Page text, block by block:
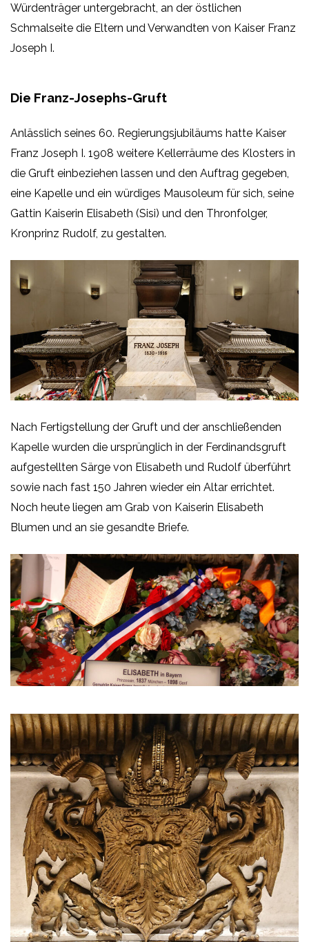
Würdenträger untergebracht, an der östlichen
Schmalseite die Eltern und Verwandten von Kaiser Franz
Joseph I.
Die Franz-Josephs-Gruft
Anlässlich seines 60. Regierungsjubiläums hatte Kaiser
Franz Joseph I. 1908 weitere Kellerräume des Klosters in
die Gruft einbeziehen lassen und den Auftrag gegeben,
eine Kapelle und ein würdiges Mausoleum für sich, seine
Gattin Kaiserin Elisabeth (Sisi) und den Thronfolger,
Kronprinz Rudolf, zu gestalten.
Nach Fertigstellung der Gruft und der anschließenden
Kapelle wurden die ursprünglich in der Ferdinandsgruft
aufgestellten Särge von Elisabeth und Rudolf überführt
sowie nach fast 150 Jahren wieder ein Altar errichtet.
Noch heute liegen am Grab von Kaiserin Elisabeth
Blumen und an sie gesandte Briefe.